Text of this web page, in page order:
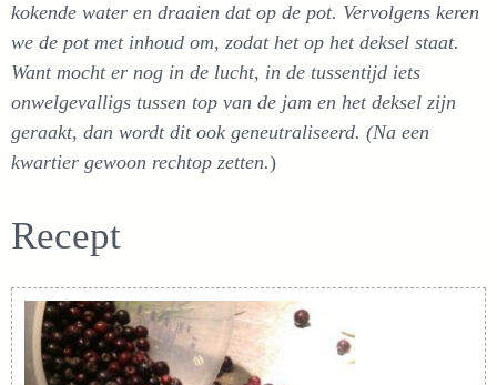
kokende water en draaien dat op de pot. Vervolgens keren
we de pot met inhoud om, zodat het op het deksel staat.
Want mocht er nog in de lucht, in de tussentijd iets
onwelgevalligs tussen top van de jam en het deksel zijn
geraakt, dan wordt dit ook geneutraliseerd. (Na een
kwartier gewoon rechtop zetten.)
Recept